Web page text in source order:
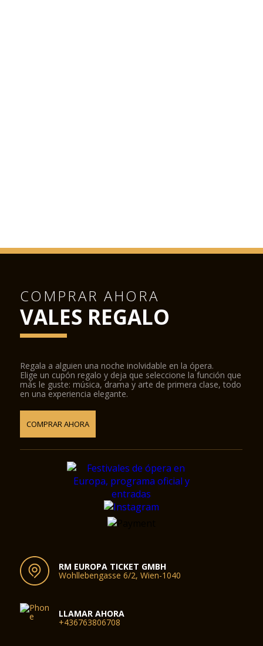
COMPRAR AHORA
VALES REGALO
Regala a alguien una noche inolvidable en la ópera.
Elige un cupón regalo y deja que seleccione la función que
más le guste: música, drama y arte de primera clase, todo
en una experiencia elegante.
COMPRAR AHORA
RM EUROPA TICKET GMBH
Wohllebengasse 6/2, Wien-1040
LLAMAR AHORA
+436763806708